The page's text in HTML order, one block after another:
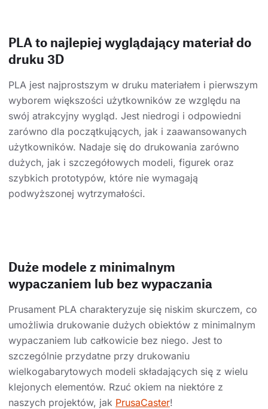
PLA to najlepiej wyglądający materiał do
druku 3D
PLA jest najprostszym w druku materiałem i pierwszym
wyborem większości użytkowników ze względu na
swój atrakcyjny wygląd. Jest niedrogi i odpowiedni
zarówno dla początkujących, jak i zaawansowanych
użytkowników. Nadaje się do drukowania zarówno
dużych, jak i szczegółowych modeli, figurek oraz
szybkich prototypów, które nie wymagają
podwyższonej wytrzymałości.
Duże modele z minimalnym
wypaczaniem lub bez wypaczania
Prusament PLA charakteryzuje się niskim skurczem, co
umożliwia drukowanie dużych obiektów z minimalnym
wypaczaniem lub całkowicie bez niego. Jest to
szczególnie przydatne przy drukowaniu
wielkogabarytowych modeli składających się z wielu
klejonych elementów. Rzuć okiem na niektóre z
naszych projektów, jak PrusaCaster!